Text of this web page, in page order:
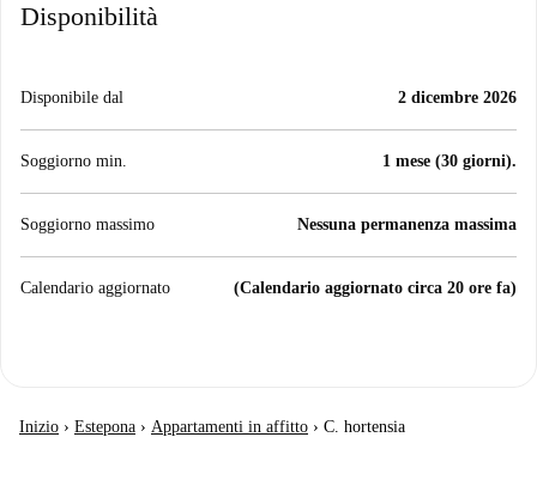
Disponibilità
Disponibile dal 2 dicembre 2026
Soggiorno min. 1 mese (30 giorni).
Soggiorno massimo Nessuna permanenza massima
Calendario aggiornato (Calendario aggiornato circa 20 ore fa)
Inizio › Estepona › Appartamenti in affitto › C. hortensia